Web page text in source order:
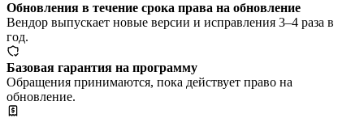
Обновления в течение срока права на обновление
Вендор выпускает новые версии и исправления 3–4 раза в
год.
Базовая гарантия на программу
Обращения принимаются, пока действует право на
обновление.